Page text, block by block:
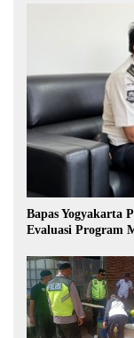
Bapas Yogyakarta
Evaluasi Program